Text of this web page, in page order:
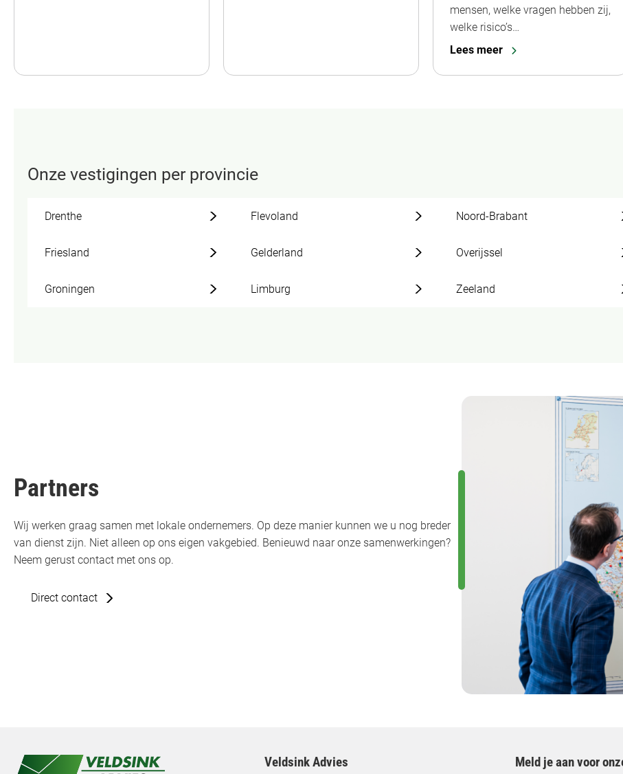
mensen, welke vragen hebben zij,
welke risico’s…
Lees meer
Onze vestigingen per provincie
Drenthe Flevoland Noord-Brabant
Friesland Gelderland Overijssel
Groningen Limburg Zeeland
Partners
Wij werken graag samen met lokale ondernemers. Op deze manier kunnen we u nog breder
van dienst zijn. Niet alleen op ons eigen vakgebied. Benieuwd naar onze samenwerkingen?
Neem gerust contact met ons op.
Direct contact
Veldsink Advies Meld je aan voor